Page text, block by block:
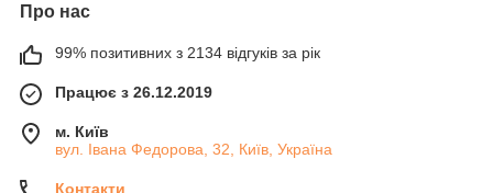
Про нас
99% позитивних з 2134 відгуків за рік
Працює з 26.12.2019
м. Київ
вул. Івана Федорова, 32, Київ, Україна
Контакти